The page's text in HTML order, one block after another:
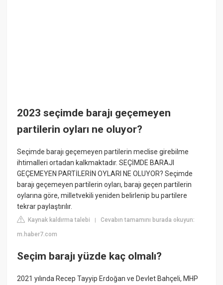
2023 seçimde barajı geçemeyen
partilerin oyları ne oluyor?
Seçimde barajı geçemeyen partilerin meclise girebilme
ihtimalleri ortadan kalkmaktadır. SEÇİMDE BARAJI
GEÇEMEYEN PARTİLERİN OYLARI NE OLUYOR? Seçimde
barajı geçemeyen partilerin oyları, barajı geçen partilerin
oylarına göre, milletvekili yeniden belirlenip bu partilere
tekrar paylaştırılır.
Kaynak kaldırma talebi |Cevabın tamamını burada okuyun:
m.haber7.com
Seçim barajı yüzde kaç olmalı?
2021 yılında Recep Tayyip Erdoğan ve Devlet Bahçeli, MHP